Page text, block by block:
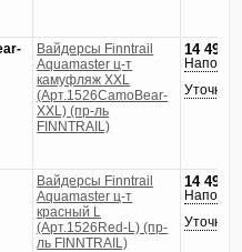
Вайдерсы Finntrail
Aquamaster ц-т
камуфляж XXL
(Арт.1526CamoBear-
XXL) (пр-ль
FINNTRAIL)
14 490
Вайдерсы Finntrail
Aquamaster ц-т
красный L
(Арт.1526Red-L) (пр-
ль FINNTRAIL)
14 490